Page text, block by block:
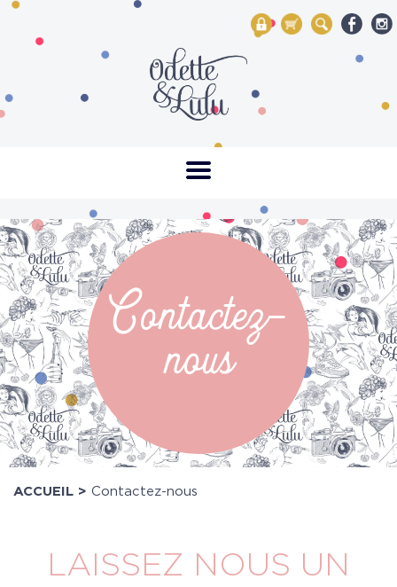
My Account
Mon panier
Rechercher
Contactez-
nous
ACCUEIL > Contactez-nous
LAISSEZ NOUS UN